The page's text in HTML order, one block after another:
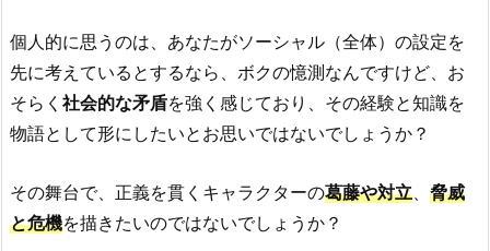
個人的に思うのは、あなたがソーシャル（全体）の設定を
先に考えているとするなら、ボクの憶測なんですけど、お
そらく 社会的な矛盾を強く感じており、その経験と知識を
物語として形にしたいとお思いではないでしょうか？
その舞台で、正義を貫くキャラクターの葛藤や対立
脅威
と危機を描きたいのではないでしょうか？